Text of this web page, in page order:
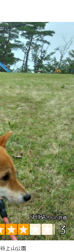
SHIBAさんの評価
3
谷上山公園